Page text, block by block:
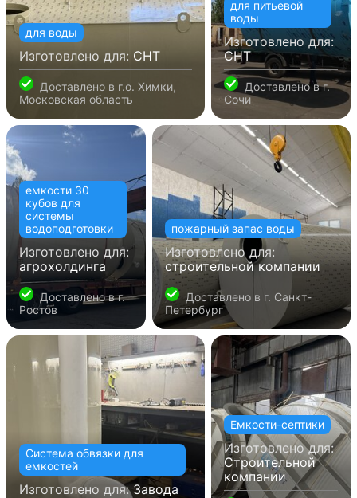
для воды
Изготовлено для: СНТ
Доставлено в г.о. Химки,
Московская область
для питьевой
воды
Изготовлено для:
СНТ
Доставлено вг.
Сочи
емкости 30
кубов для
системы
водоподготовки
Изготовлено для:
агрохолдинга
Доставлено вг.
Ростов
пожарный запас воды
Изготовлено для:
строительной компании
Доставлено в г. Санкт-
Петербург
Система обвязки для
емкостей
Изготовлено для:Завода
Емкости-септики
Изготовлено для:
Строительной
компании